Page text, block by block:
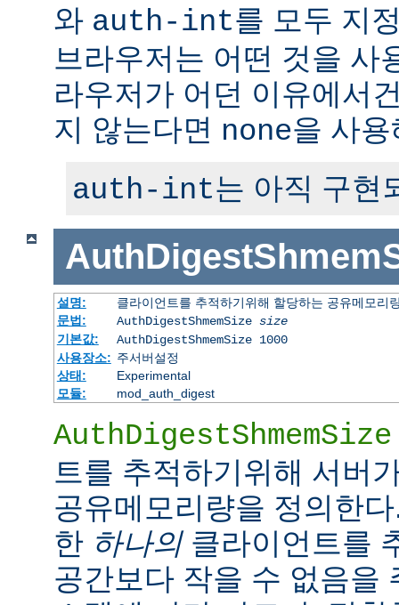
와 auth-int를 모두 지
브라우저는 어떤 것을 사
라우저가 어던 이유에서
지 않는다면 none을 사
auth-int는 아직 구현
설명:
클라이언트를 추적하기위해 할당하는 공유메모리
문법:
AuthDigestShmemSize size
기본값:
AuthDigestShmemSize 1000
사용장소: 주서버설정
상태:
Experimental
모듈:
mod_auth_digest
AuthDigestShmemSize
트를 추적하기위해 서버
공유메모리량을 정의한
한 하나의클라이언트를
공간보다 작을 수 없음을